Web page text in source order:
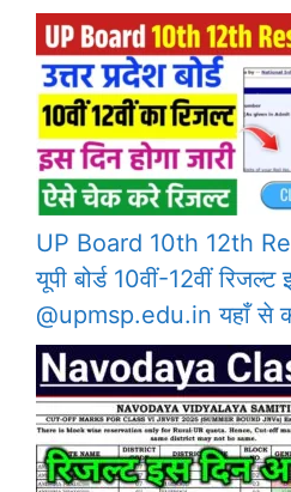
UP Board 10th 12th
यूपी बोर्ड 10वीं-12वीं रिजल्ट
@upmsp.edu.in यहाँ से